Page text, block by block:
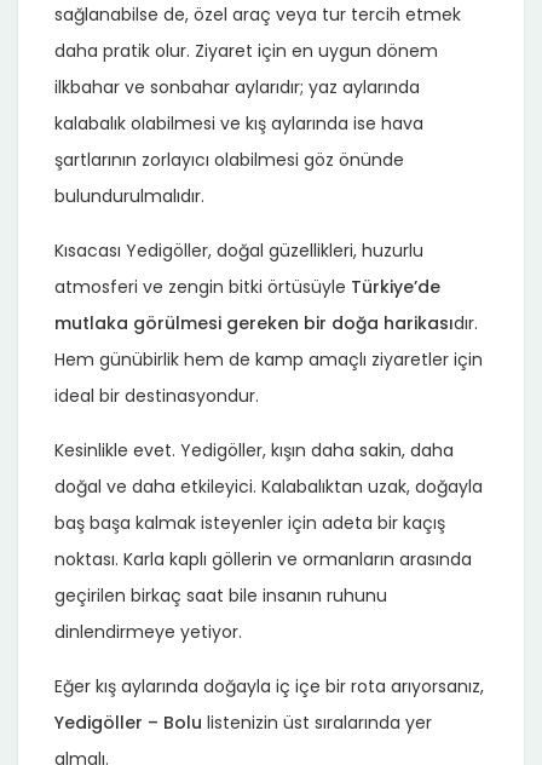
sağlanabilse de, özel araç veya tur tercih etmek
daha pratik olur. Ziyaret için en uygun dönem
ilkbahar ve sonbahar aylarıdır; yaz aylarında
kalabalık olabilmesi ve kış aylarında ise hava
şartlarının zorlayıcı olabilmesi göz önünde
bulundurulmalıdır.
Kısacası Yedigöller, doğal güzellikleri, huzurlu
atmosferi ve zengin bitki örtüsüyle Türkiye’de
mutlaka görülmesi gereken bir doğa harikasıdır.
Hem günübirlik hem de kamp amaçlı ziyaretler için
ideal bir destinasyondur.
Kesinlikle evet. Yedigöller, kışın daha sakin, daha
doğal ve daha etkileyici. Kalabalıktan uzak, doğayla
baş başa kalmak isteyenler için adeta bir kaçış
noktası. Karla kaplı göllerin ve ormanların arasında
geçirilen birkaç saat bile insanın ruhunu
dinlendirmeye yetiyor.
Eğer kış aylarında doğayla iç içe bir rota arıyorsanız,
Yedigöller – Bolu listenizin üst sıralarında yer
almalı.